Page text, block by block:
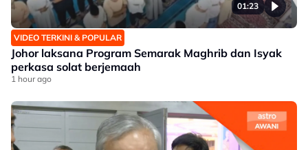
01:23
VIDEO TERKINI & POPULAR
Johor laksana Program Semarak Maghrib dan Isyak
perkasa solat berjemaah
1 hour ago